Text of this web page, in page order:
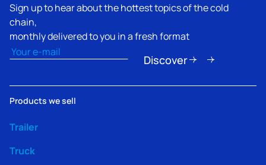
Sign up to hear about the hottest topics of the cold
chain,
monthly delivered to you in a fresh format
Email(erforderlich)
Discover
Products we sell
Trailer
Truck